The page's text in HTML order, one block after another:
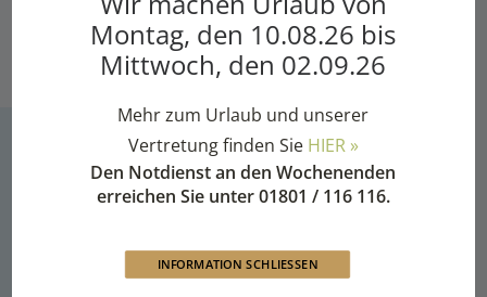
Zuzwil (CH)
Die Mundharmonie steht für
Montag, den 10.08.26 bis
Mittwoch, den 02.09.26
Mehr zum Urlaub und unserer
Vertretung finden Sie HIER »
Den Notdienst an den Wochenenden
erreichen Sie unter 01801 / 116 116.
INFORMATION SCHLIESSEN